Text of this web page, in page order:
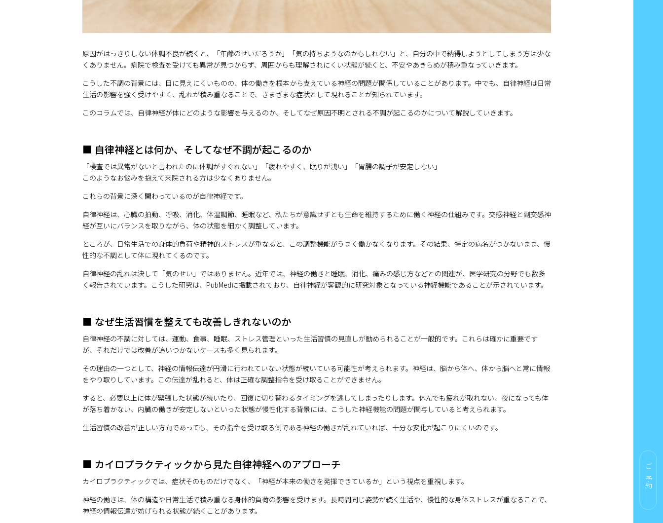
原因がはっきりしない体調不良が続くと、「年齢のせいだろうか」「気の持ちようなのかもしれない」と、自分の中で納得しようとしてしまう方は少な
くありません。病院で検査を受けても異常が見つからず、周囲からも理解されにくい状態が続くと、不安やあきらめが積み重なっていきます。
こうした不調の背景には、目に見えにくいものの、体の働きを根本から支えている神経の問題が関係していることがあります。中でも、自律神経は日常
生活の影響を強く受けやすく、乱れが積み重なることで、さまざまな症状として現れることが知られています。
このコラムでは、自律神経が体にどのような影響を与えるのか、そしてなぜ原因不明とされる不調が起こるのかについて解説していきます。
■ 自律神経とは何か、そしてなぜ不調が起こるのか
「検査では異常がないと言われたのに体調がすぐれない」「疲れやすく、眠りが浅い」「胃腸の調子が安定しない」
このようなお悩みを抱えて来院される方は少なくありません。
これらの背景に深く関わっているのが自律神経です。
自律神経は、心臓の拍動、呼吸、消化、体温調節、睡眠など、私たちが意識せずとも生命を維持するために働く神経の仕組みです。交感神経と副交感神
経が互いにバランスを取りながら、体の状態を細かく調整しています。
ところが、日常生活での身体的負荷や精神的ストレスが重なると、この調整機能がうまく働かなくなります。その結果、特定の病名がつかないまま、慢
性的な不調として体に現れてくるのです。
自律神経の乱れは決して「気のせい」ではありません。近年では、神経の働きと睡眠、消化、痛みの感じ方などとの関連が、医学研究の分野でも数多
く報告されています。こうした研究は、 PubMedに掲載されており、自律神経が客観的に研究対象となっている神経機能であることが示されています。
■ なぜ生活習慣を整えても改善しきれないのか
自律神経の不調に対しては、運動、食事、睡眠、ストレス管理といった生活習慣の見直しが勧められることが一般的です。これらは確かに重要です
が、それだけでは改善が追いつかないケースも多く見られます。
その理由の一つとして、神経の情報伝達が円滑に行われていない状態が続いている可能性が考えられます。神経は、脳から体へ、体から脳へと常に情報
をやり取りしています。この伝達が乱れると、体は正確な調整指令を受け取ることができません。
すると、必要以上に体が緊張した状態が続いたり、回復に切り替わるタイミングを逃してしまったりします。休んでも疲れが取れない、夜になっても体
が落ち着かない、内臓の働きが安定しないといった状態が慢性化する背景には、こうした神経機能の問題が関与していると考えられます。
生活習慣の改善が正しい方向であっても、その指令を受け取る側である神経の働きが乱れていれば、十分な変化が起こりにくいのです。
■ カイロプラクティックから見た自律神経へのアプローチ
カイロプラクティックでは、症状そのものだけでなく、「神経が本来の働きを発揮できているか」という視点を重視します。
神経の働きは、体の構造や日常生活で積み重なる身体的負荷の影響を受けます。長時間同じ姿勢が続く生活や、慢性的な身体ストレスが重なることで、
神経の情報伝達が妨げられる状態が続くことがあります。
ご予約